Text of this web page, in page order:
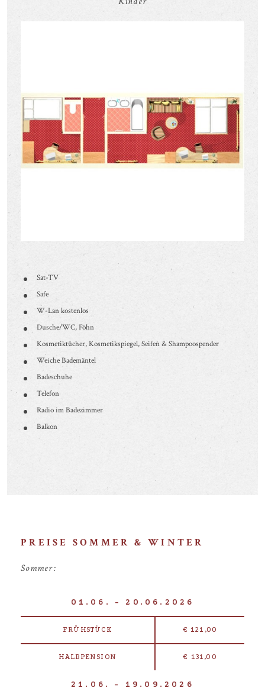
Sat-TV
Safe
W-Lan kostenlos
Dusche/WC, Föhn
Kosmetiktücher, Kosmetikspiegel, Seifen & Shampoospender
Weiche Bademäntel
Badeschuhe
Telefon
Radio im Badezimmer
Balkon
PREISE SOMMER & WINTER
Sommer:
01.06. - 20.06.2026
FRÜHSTÜCK € 121,00
HALBPENSION € 131,00
21.06. - 19.09.2026